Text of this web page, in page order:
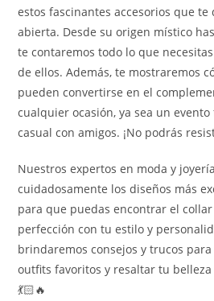
estos fascinantes accesorios que te
abierta. Desde su origen místico
te contaremos todo lo que
de ellos. Además, te mostraremos
pueden convertirse en el
cualquier ocasión, ya sea un
casual con amigos. ¡No podrás
Nuestros expertos en moda y
cuidadosamente los diseños más
para que puedas encontrar el
perfección con tu estilo y
brindaremos consejos y trucos
outfits favoritos y resaltar tu
💃🏻🔥